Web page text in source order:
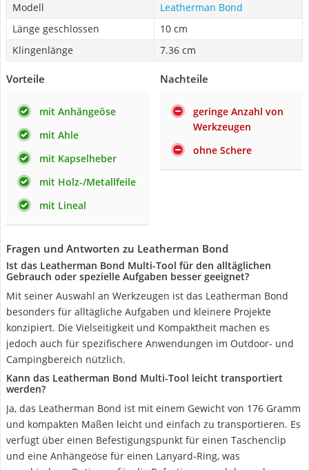
Modell
Leatherman Bond
Länge geschlossen
10 cm
Klingenlänge
7.36 cm
Vorteile
mit Anhängeöse
mit Ahle
mit Kapselheber
mit Holz-/Metallfeile
mit Lineal
Nachteile
geringe Anzahl von
Werkzeugen
ohne Schere
Fragen und Antworten zu Leatherman Bond
Ist das Leatherman Bond Multi-Tool für den alltäglichen
Gebrauch oder spezielle Aufgaben besser geeignet?
Mit seiner Auswahl an Werkzeugen ist das Leatherman Bond
besonders für alltägliche Aufgaben und kleinere Projekte
konzipiert. Die Vielseitigkeit und Kompaktheit machen es
jedoch auch für spezifischere Anwendungen im Outdoor- und
Campingbereich nützlich.
Kann das Leatherman Bond Multi-Tool leicht transportiert
werden?
Ja, das Leatherman Bond ist mit einem Gewicht von 176 Gramm
und kompakten Maßen leicht und einfach zu transportieren. Es
verfügt über einen Befestigungspunkt für einen Taschenclip
und eine Anhängeöse für einen Lanyard-Ring, was